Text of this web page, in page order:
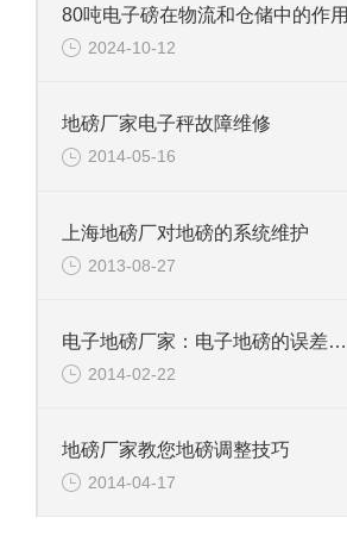
80吨电子磅在物流和仓储中的作用
2024-10-12
地磅厂家电子秤故障维修
2014-05-16
上海地磅厂对地磅的系统维护
2013-08-27
电子地磅厂家：电子地磅的误差是怎么计算的？
2014-02-22
地磅厂家教您地磅调整技巧
2014-04-17